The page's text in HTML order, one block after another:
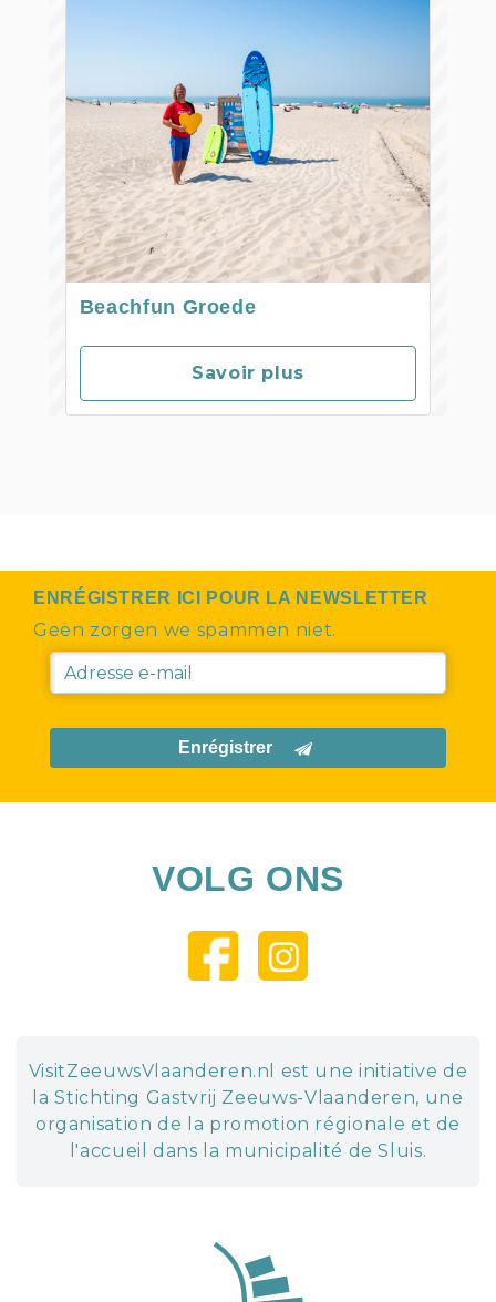
Beachfun Groede
Savoir plus
ENRÉGISTRER ICI POUR LA NEWSLETTER
Geen zorgen we spammen niet.
Enrégistrer
VOLG ONS
VisitZeeuwsVlaanderen.nl est une initiative de
la Stichting Gastvrij Zeeuws-Vlaanderen, une
organisation de la promotion régionale et de
l'accueil dans la municipalité de Sluis.